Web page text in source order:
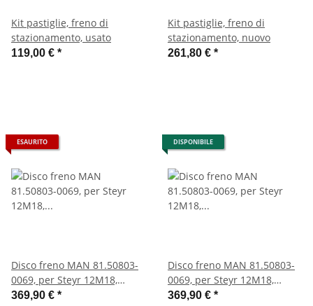
Kit pastiglie, freno di
stazionamento, usato
119,00 € *
Kit pastiglie, freno di
stazionamento, nuovo
261,80 € *
ESAURITO
Disco freno MAN 81.50803-
0069, per Steyr 12M18,
revisionato, 30 mm (vendita
369,90 € *
DISPONIBILE
Disco freno MAN 81.50803-
0069, per Steyr 12M18,
revisionato, 32 mm (vendita
369,90 € *